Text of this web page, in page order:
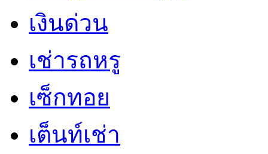
เงินด่วน
เช่ารถหรู
เซ็กทอย
เต็นท์เช่า